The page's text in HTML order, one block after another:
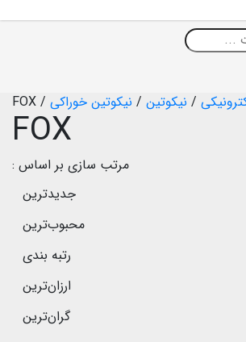
/ نیکوتین / نیکوتین خوراکی /
FOX
FOX
مرتب سازی بر اساس :
جدیدترین
محبوب‌ترین
رتبه بندی
ارزان‌ترین
گران‌ترین